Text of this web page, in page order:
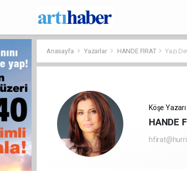
Anasayfa Yazarlar HANDE FIRAT Yazı
Köşe Yazarı
HANDE